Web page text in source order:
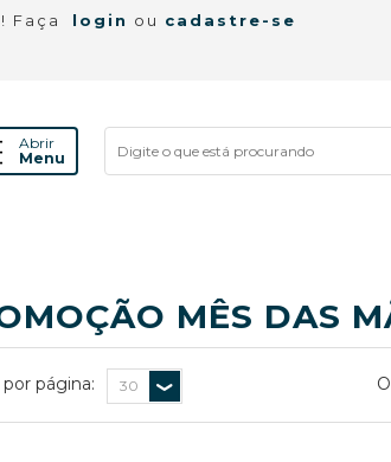
Faça login ou cadastre-se
Abrir
Menu
MÊS DAS
página: